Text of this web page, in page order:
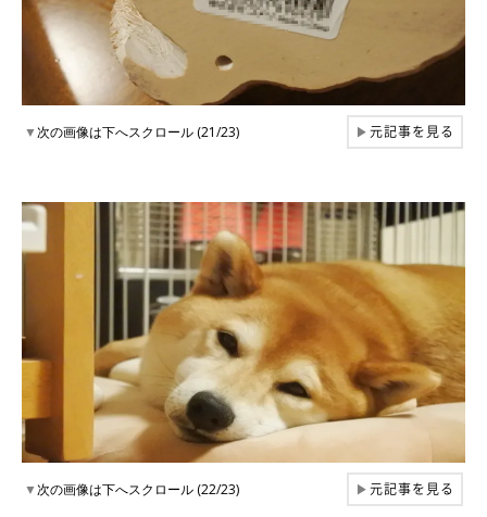
▼次の画像は下へスクロール (21/23) ▶元記事を見る
▼次の画像は下へスクロール (22/23) ▶元記事を見る